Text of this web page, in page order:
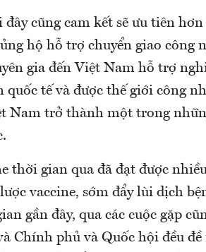
cũng cam kết sẽ ưu tiên
hộ hỗ trợ chuyển giao công
gia đến Việt Nam hỗ trợ
quốc tế và được thế giới công
Nam trở thành một trong
thời gian qua đã đạt được
vaccine, sớm đẩy lùi dịch
gần đây, qua các cuộc gặp
Chính phủ và Quốc hội đều